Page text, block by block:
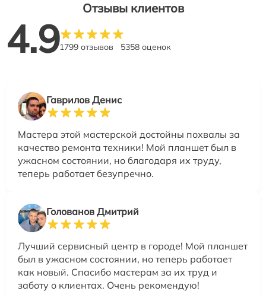
Отзывы клиентов
4.91799 отзывов 5358 оценок
Гаврилов Денис
Мастера этой мастерской достойны похвалы за
качество ремонта техники! Мой планшет был в
ужасном состоянии, но благодаря их труду,
теперь работает безупречно.
Голованов Дмитрий
Лучший сервисный центр в городе! Мой планшет
был в ужасном состоянии, но теперь работает
как новый. Спасибо мастерам за их труд и
заботу о клиентах. Очень рекомендую!